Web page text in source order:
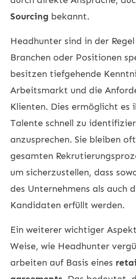
Sourcing bekannt.
Headhunter sind in der
Branchen oder Positionen
besitzen tiefgehende
Arbeitsmarkt und die
Klienten. Dies ermöglicht es
Talente schnell zu
anzusprechen. Sie bleiben
gesamten
um sicherzustellen, dass
des Unternehmens als auch
Kandidaten erfüllt werden.
Ein weiterer wichtiger
Weise, wie Headhunter
arbeiten auf Basis eines